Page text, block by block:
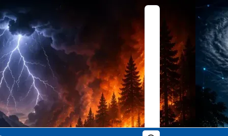
Buscar: